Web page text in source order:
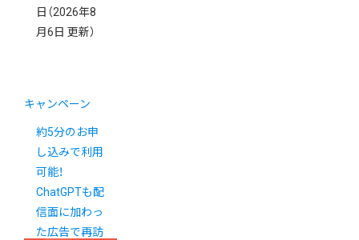
日 （2026年8
月6日 更新）
キャンペーン
約5分のお申
し込みで利用
可能！
ChatGPTも配
信面に加わっ
た広告で再訪